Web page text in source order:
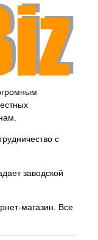
с
заводской
магазин. Все